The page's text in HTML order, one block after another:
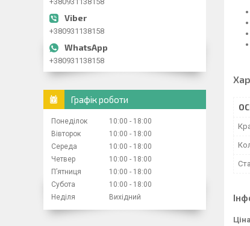
+380931138158
+380931138158
Графік роботи
Понеділок 10:00
18:00
Вівторок
10:00
18:00
Середа
10:00
18:00
Четвер
10:00
18:00
Пʼятниця
10:00
18:00
Субота
10:00
18:00
Неділя
Вихідний